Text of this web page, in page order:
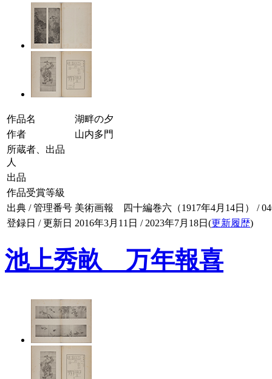
作品名
湖畔の夕
作者
山内多門
所蔵者、出品
人
出品
作品受賞等級
出典 / 管理番号 美術画報 四十編巻六（1917年4月14日） /
登録日 / 更新日 2016年3月11日 / 2023年7月18日(更新履歴)
池上秀畝 万年報喜